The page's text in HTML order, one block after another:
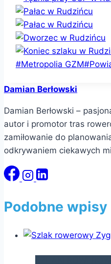
Tagi
#Metropolia GZM#
Damian Berłowski
Damian Berłowski –
autor i promotor tras
zamiłowanie do
odkrywaniem ciekawych
Podobne wpisy